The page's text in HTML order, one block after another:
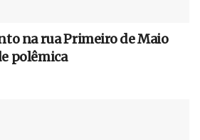
na rua Primeiro de Maio
polêmica